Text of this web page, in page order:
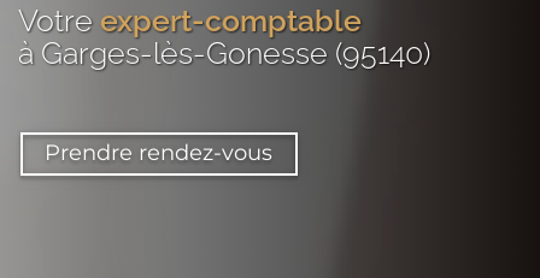
Votre expert-comptable
à Garges-lès-Gonesse (95140)
Prendre rendez-vous